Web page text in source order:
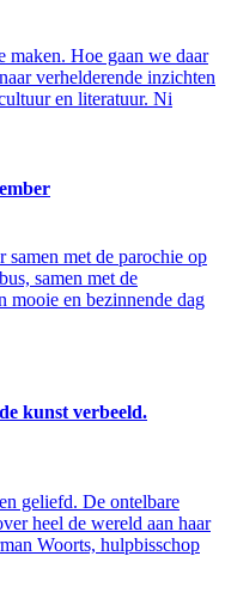
maken. Hoe gaan we daar
verhelderende inzichten
en literatuur. Ni
samen met de parochie op
samen met de
mooie en bezinnende dag
kunst verbeeld.
geliefd. De ontelbare
heel de wereld aan haar
Woorts, hulpbisschop